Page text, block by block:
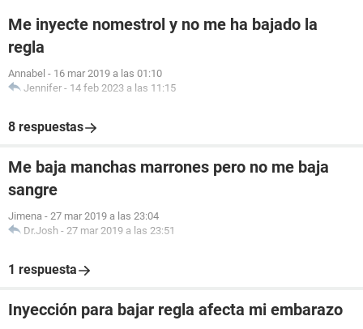
Me inyecte nomestrol y no me ha bajado la
regla
Annabel - 16 mar 2019 a las 01:10
Jennifer - 14 feb 2023 a las 11:15
8 respuestas
Me baja manchas marrones pero no me baja
sangre
Jimena - 27 mar 2019 a las 23:04
Dr.Josh - 27 mar 2019 a las 23:51
1 respuesta
Inyección para bajar regla afecta mi embarazo